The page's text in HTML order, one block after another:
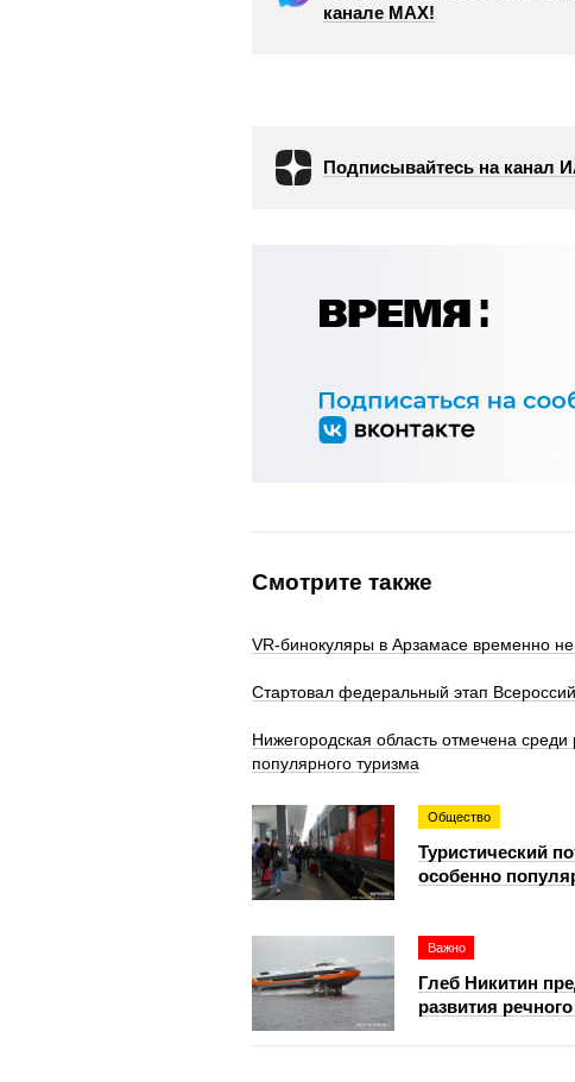
канале МАХ!
Подписывайтесь на канал
Смотрите также
VR‑бинокуляры в Арзамасе временно
Стартовал федеральный этап
Нижегородская область отмечена
популярного туризма
Общество
Туристический
особенно
Важно
Глеб Никитин
развития